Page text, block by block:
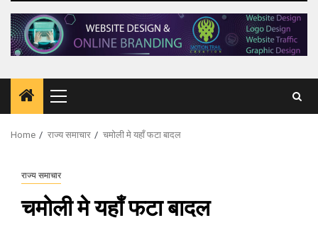
Primary
Menu
Home राज्य समाचार चमोली मे यहाँ फटा बादल
राज्य समाचार
चमोली मे यहाँ फटा बादल